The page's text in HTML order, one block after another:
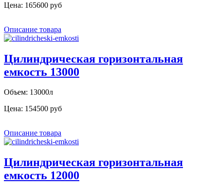
Цена: 165600 руб
Описание товара
Цилиндрическая горизонтальная
емкость 13000
Объем: 13000л
Цена: 154500 руб
Описание товара
Цилиндрическая горизонтальная
емкость 12000